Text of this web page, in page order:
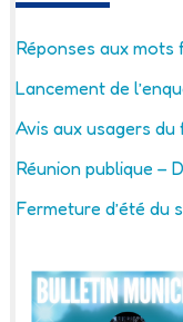
Réponses aux mots
Lancement de
Avis aux usagers
Réunion publique –
Fermeture d’été du